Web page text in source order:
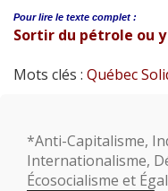
Pour lire le texte complet :
Sortir du pétrole ou
Mots clés : Québec
*Anti-Capitalisme,
Internationalisme,
Écosocialisme et